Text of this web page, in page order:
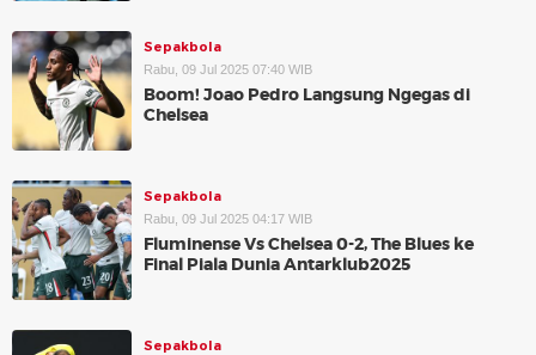
Sepakbola
Rabu, 09 Jul 2025 07:40 WIB
Boom! Joao Pedro Langsung Ngegas di
Chelsea
Sepakbola
Rabu, 09 Jul 2025 04:17 WIB
Fluminense Vs Chelsea 0-2, The Blues ke
Final Piala Dunia Antarklub2025
Sepakbola